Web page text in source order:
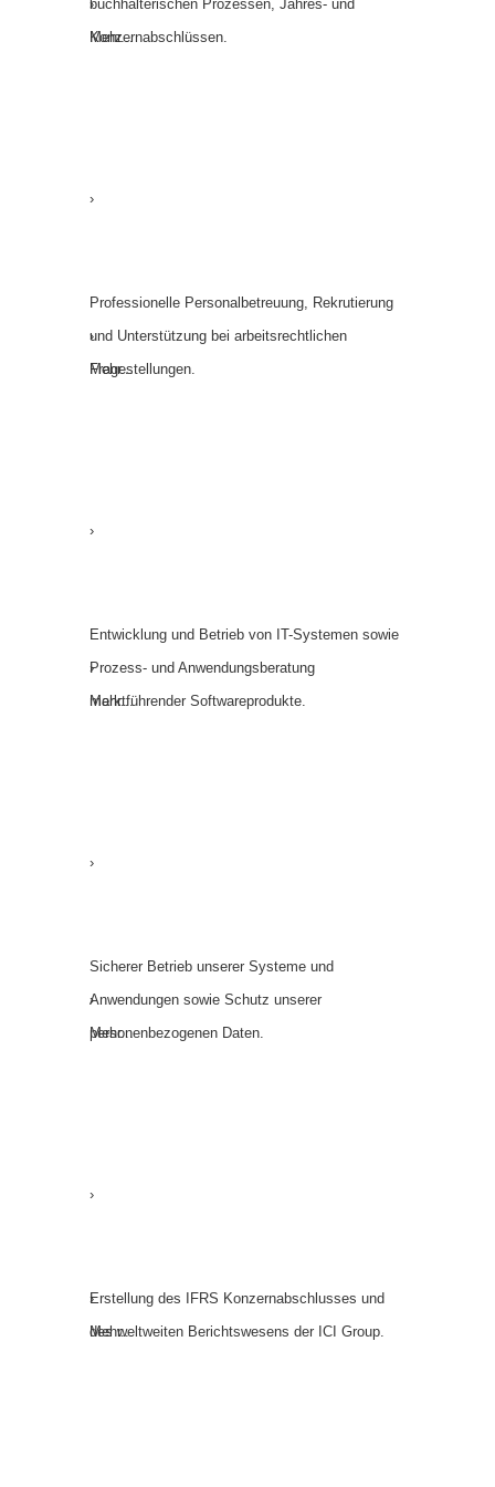
buchhalterischen Prozessen, Jahres- und
Konzern­abschlüssen.
›
Mehr...
Human Resources & Legal
›
Professionelle Personalbetreuung, Rekrutierung
und Unterstützung bei arbeitsrechtlichen
Fragestellungen.
›
Mehr...
Infor­­mation Manage­­ment
›
Entwicklung und Betrieb von IT-Systemen sowie
Prozess- und Anwendungsberatung
marktführender Software­produkte.
›
Mehr...
IT-Security
›
Sicherer Betrieb unserer Systeme und
Anwendungen sowie Schutz unserer
personenbezogenen Daten.
›
Mehr...
Reporting
›
Erstellung des IFRS Konzernabschlusses und
des weltweiten Berichtswesens der ICI Group.
›
Mehr...